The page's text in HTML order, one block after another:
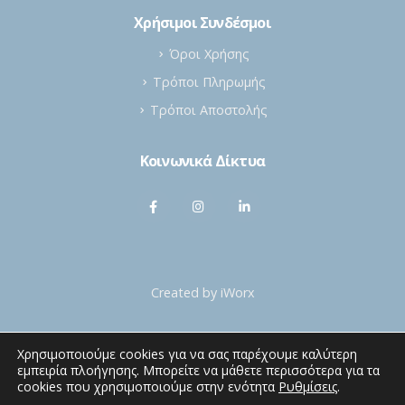
Χρήσιμοι Συνδέσμοι
Όροι Χρήσης
Τρόποι Πληρωμής
Τρόποι Αποστολής
Κοινωνικά Δίκτυα
Created by iWorx
Χρησιμοποιούμε cookies για να σας παρέχουμε καλύτερη
εμπειρία πλοήγησης. Μπορείτε να μάθετε περισσότερα για τα
cookies που χρησιμοποιούμε στην ενότητα Ρυθμίσεις.